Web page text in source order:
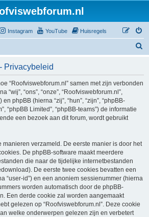
Instagram YouTube Huisregels
Privacybeleid
“Roofviswebforum.nl” samen met zijn verbonden
“wij”, “ons”, “onze”, “Roofviswebforum.nl”,
phpBB (hierna “zij”, “hun”, “zijn”, “phpBB-
“phpBB Limited”, “phpBB-teams”) de informatie
een bezoek aan dit forum, wordt gebruikt
manieren verzameld. De eerste manier is door het
De phpBB-software maakt meerdere
die naar de tijdelijke internetbestanden
De eerste twee cookies bevatten een
“user-id”) en een anoniem sessienummer (hierna
worden automatisch door de phpBB-
Een derde cookie zal worden aangemaakt
gelezen op “Roofviswebforum.nl”. Deze cookie
welke onderwerpen gelezen zijn en verbetert